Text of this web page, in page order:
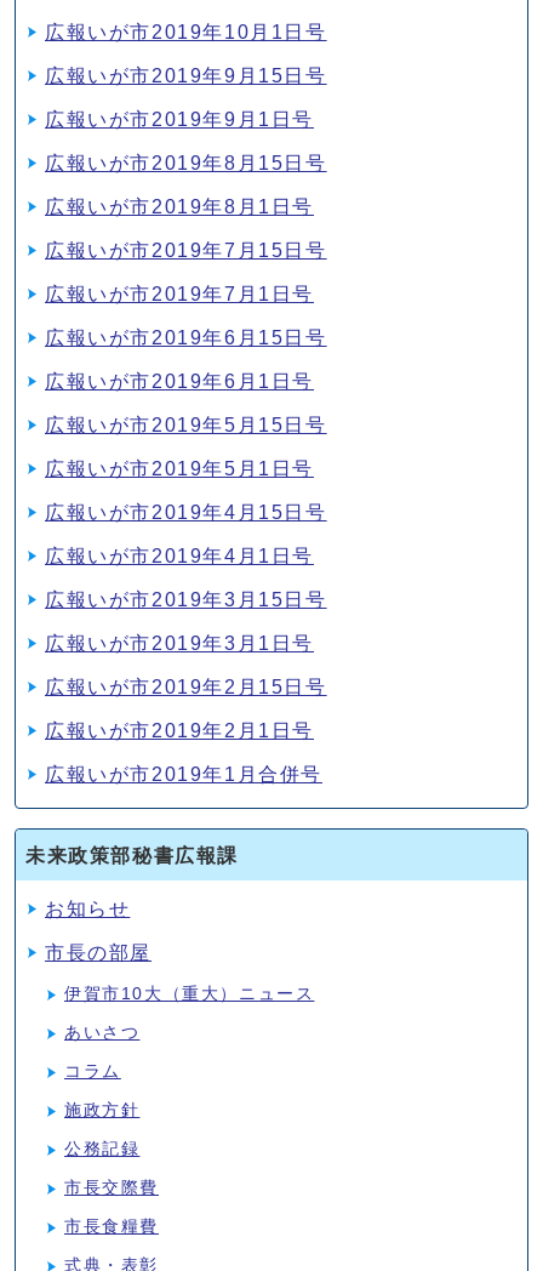
広報いが市2019年10月1日号
広報いが市2019年9月15日号
広報いが市2019年9月1日号
広報いが市2019年8月15日号
広報いが市2019年8月1日号
広報いが市2019年7月15日号
広報いが市2019年7月1日号
広報いが市2019年6月15日号
広報いが市2019年6月1日号
広報いが市2019年5月15日号
広報いが市2019年5月1日号
広報いが市2019年4月15日号
広報いが市2019年4月1日号
広報いが市2019年3月15日号
広報いが市2019年3月1日号
広報いが市2019年2月15日号
広報いが市2019年2月1日号
広報いが市2019年1月合併号
未来政策部秘書広報課
お知らせ
市長の部屋
伊賀市10大（重大）ニュース
あいさつ
コラム
施政方針
公務記録
市長交際費
市長食糧費
式典・表彰